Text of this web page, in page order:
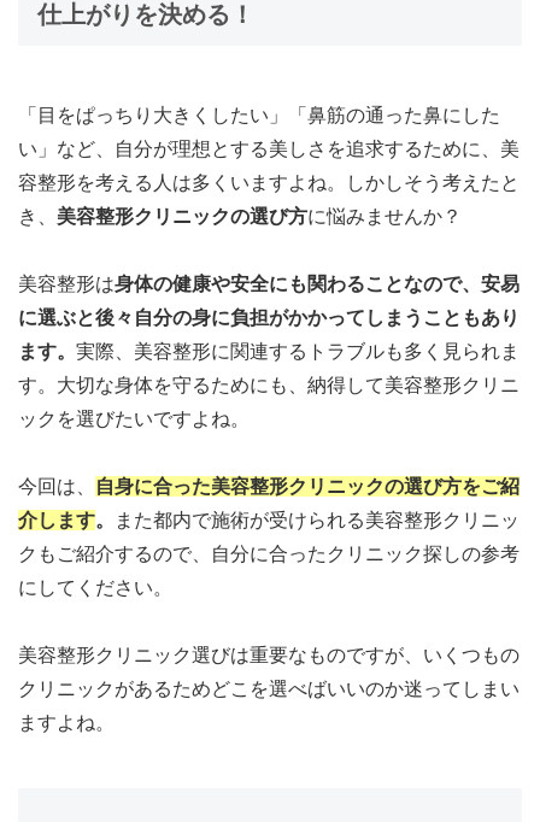
仕上がりを決める！
「目をぱっちり大きくしたい」「鼻筋の通った鼻にした
い」など、自分が理想とする美しさを追求するために、美
容整形を考える人は多くいますよね。しかしそう考えたと
き、 美容整形クリニックの選び方に悩みませんか？
美容整形は身体の健康や安全にも関わることなので、安易
に選ぶと後々自分の身に負担がかかってしまうこともあり
ます。 実際、美容整形に関連するトラブルも多く見られま
す。大切な身体を守るためにも、納得して美容整形クリニ
ックを選びたいですよね。
今回は、
自身に合った美容整形クリニックの選び方をご紹
介します。
また都内で施術が受けられる美容整形クリニッ
クもご紹介するので、自分に合ったクリニック探しの参考
にしてください。
美容整形クリニック選びは重要なものですが、いくつもの
クリニックがあるためどこを選べばいいのか迷ってしまい
ますよね。